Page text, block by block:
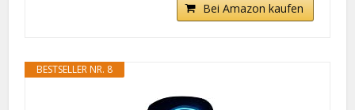
Bei Amazon kaufen
BESTSELLER NR. 8